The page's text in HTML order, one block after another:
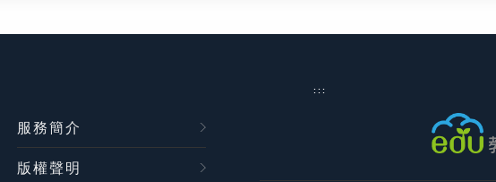
:::
服務簡介
版權聲明